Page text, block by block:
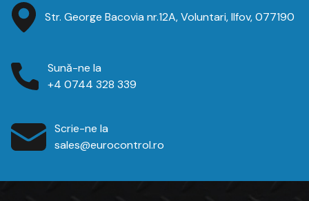
Str. George Bacovia nr.12A, Voluntari, Ilfov, 077190
Sună-ne la
+4 0744 328 339
Scrie-ne la
sales@eurocontrol.ro